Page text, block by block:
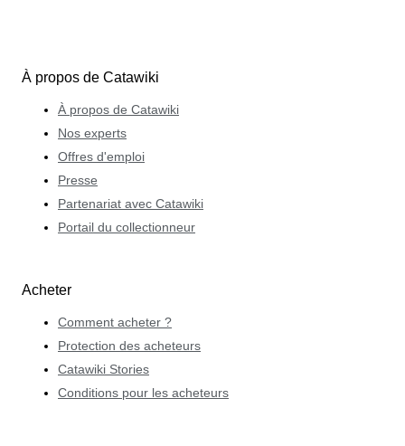
À propos de Catawiki
À propos de Catawiki
Nos experts
Offres d'emploi
Presse
Partenariat avec Catawiki
Portail du collectionneur
Acheter
Comment acheter ?
Protection des acheteurs
Catawiki Stories
Conditions pour les acheteurs